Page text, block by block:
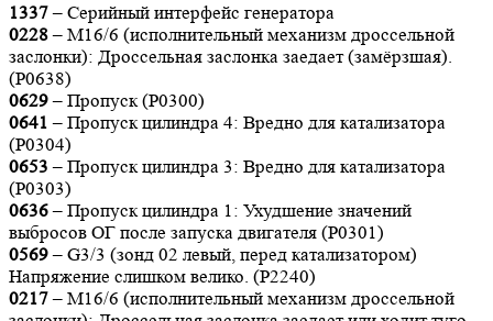
1337– Серийный интерфейс генератора
0228– М16/6 (исполнительный механизм дроссельной
заслонки): Дроссельная заслонка заедает (замёрзшая).
(Р0638)
0629– Пропуск (Р0300)
0641 – Пропуск цилиндра 4: Вредно для катализатора
(P0304)
0653 – Пропуск цилиндра 3: Вредно для катализатора
(P0303)
0636– Пропуск цилиндра 1: Ухудшение значений
выбросов ОГ после запуска двигателя (Р0301)
0569– G3/3 (зонд 02 левый, перед катализатором)
Напряжение слишком велико. (Р2240)
0217– М16/6 (исполнительный механизм дроссельной